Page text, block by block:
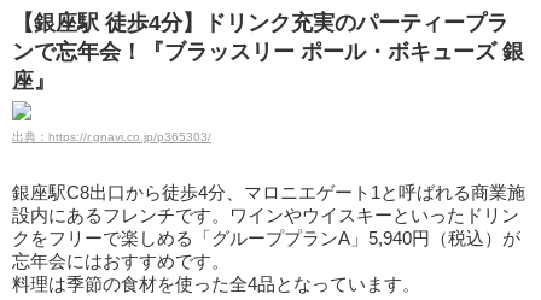
【銀座駅 徒歩4分】ドリンク充実のパーティープラ
ンで忘年会！『ブラッスリー ポール・ボキューズ 銀
座』
出典：https://r.gnavi.co.jp/p365303/
銀座駅C8出口から徒歩4分、マロニエゲート1と呼ばれる商業施
設内にあるフレンチです。ワインやウイスキーといったドリン
クをフリーで楽しめる「グループプランA」5,940円（税込）が
忘年会にはおすすめです。
料理は季節の食材を使った全4品となっています。